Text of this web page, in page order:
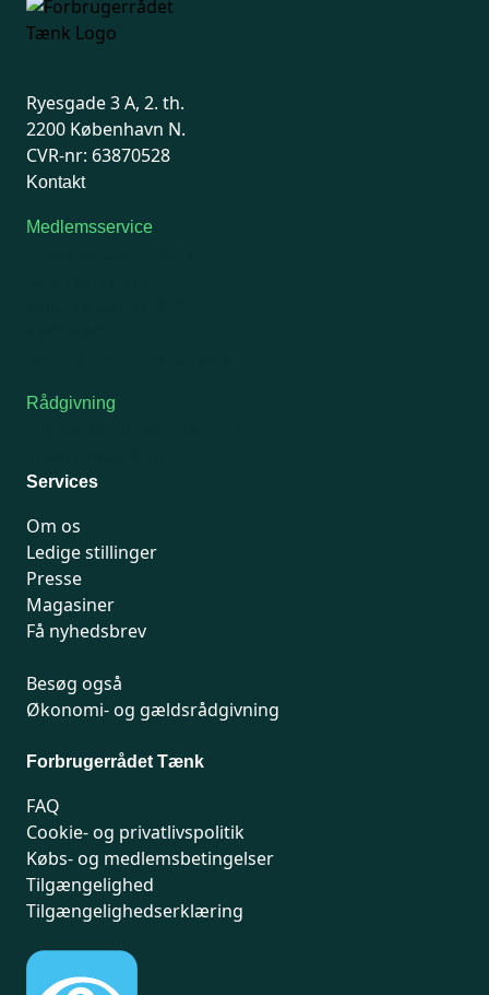
Ryesgade 3 A, 2. th.
2200 København N.
CVR-nr: 63870528
Kontakt
Medlemsservice
Rådgivning
Services
Om os
Ledige stillinger
Presse
Magasiner
Få nyhedsbrev
Besøg også
Økonomi- og gældsrådgivning
Forbrugerrådet Tænk
FAQ
Cookie- og privatlivspolitik
Købs- og medlemsbetingelser
Tilgængelighed
Tilgængelighedserklæring